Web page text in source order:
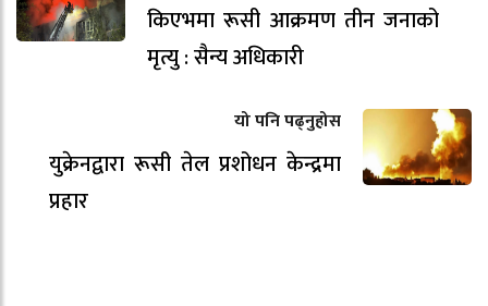
किएभमा रूसी आक्रमण तीन जनाको
मृत्यु : सैन्य अधिकारी
यो पनि पढ्नुहोस
युक्रेनद्वारा रूसी तेल प्रशोधन केन्द्रमा
प्रहार